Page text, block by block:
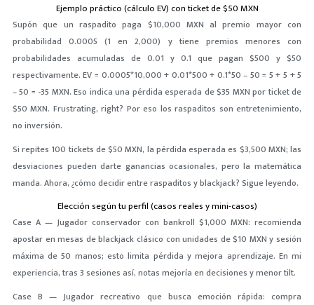
Ejemplo práctico (cálculo EV) con ticket de $50 MXN
Supón que un raspadito paga $10,000 MXN al premio mayor con
probabilidad 0.0005 (1 en 2,000) y tiene premios menores con
probabilidades acumuladas de 0.01 y 0.1 que pagan $500 y $50
respectivamente. EV = 0.0005*10,000 + 0.01*500 + 0.1*50 – 50 = 5 + 5 + 5
– 50 = -35 MXN. Eso indica una pérdida esperada de $35 MXN por ticket de
$50 MXN. Frustrating, right? Por eso los raspaditos son entretenimiento,
no inversión.
Si repites 100 tickets de $50 MXN, la pérdida esperada es $3,500 MXN; las
desviaciones pueden darte ganancias ocasionales, pero la matemática
manda. Ahora, ¿cómo decidir entre raspaditos y blackjack? Sigue leyendo.
Elección según tu perfil (casos reales y mini-casos)
Case A — Jugador conservador con bankroll $1,000 MXN: recomienda
apostar en mesas de blackjack clásico con unidades de $10 MXN y sesión
máxima de 50 manos; esto limita pérdida y mejora aprendizaje. En mi
experiencia, tras 3 sesiones así, notas mejoría en decisiones y menor tilt.
Case B — Jugador recreativo que busca emoción rápida: compra